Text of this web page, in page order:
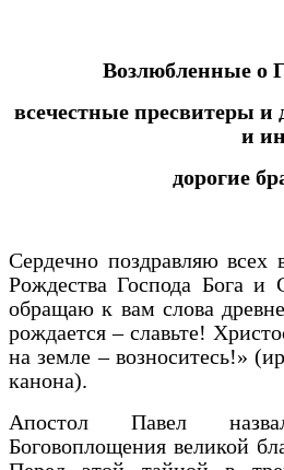
Возлюбленные о
всечестные пресвитеры
и
дорогие
Сердечно поздравляю всех
Рождества Господа Бога
обращаю к вам слова
рождается – славьте!
на земле – возноситесь!»
канона).
Апостол Павел
Боговоплощения великой